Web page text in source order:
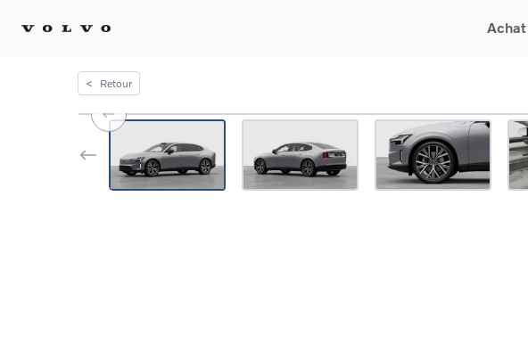
Achat
EX30
EX40
EC40
Configurez votre voiture
Offres du moment
Voitures d'occasion
< Retour